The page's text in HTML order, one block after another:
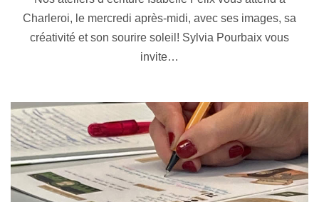
Charleroi, le mercredi après-midi, avec ses images, sa
créativité et son sourire soleil! Sylvia Pourbaix vous
invite…